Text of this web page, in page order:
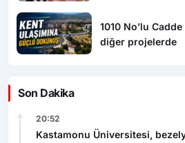
1010 No’lu
diğer projelerde
Son Dakika
20:52
Kastamonu Üniversitesi,